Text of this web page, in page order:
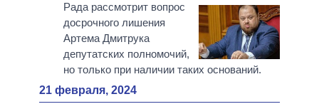
Рада рассмотрит вопрос
досрочного лишения
Артема Дмитрука
депутатских полномочий,
но только при наличии таких оснований.
21 февраля, 2024